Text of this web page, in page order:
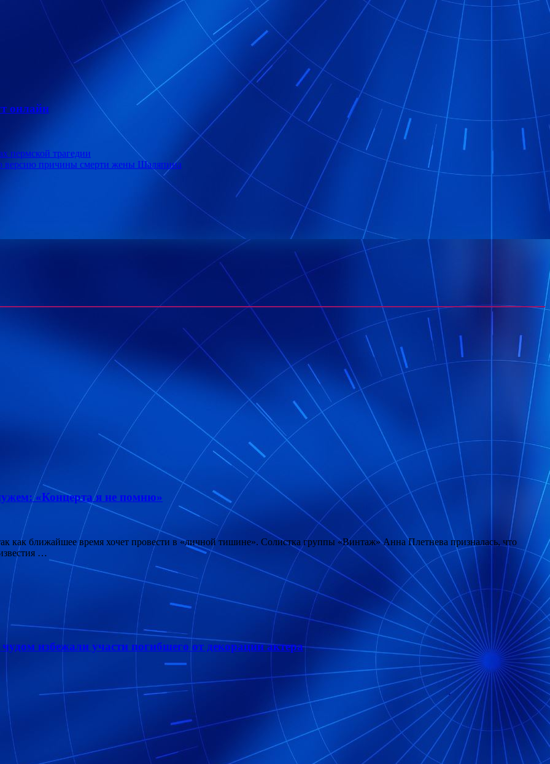
онлайн
пермской трагедии
версию причины смерти жены Шаляпина
«Концерта я не помню»
как ближайшее время хочет провести в «личной тишине». Солистка группы «Винтаж» Анна Плетнева призналась, что
…
избежали участи погибшего от декорации актера